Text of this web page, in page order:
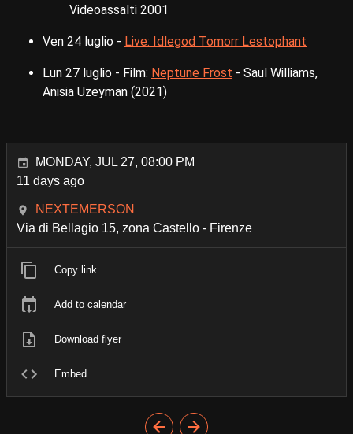
Videoassalti 2001
Ven 24 luglio - Live: Idlegod Tomorr Lestophant
Lun 27 luglio - Film: Neptune Frost - Saul Williams,
Anisia Uzeyman (2021)
MONDAY, JUL 27, 08:00 PM
11 days ago
NEXTEMERSON
Via di Bellagio 15, zona Castello - Firenze
Copy link
Add to calendar
Download flyer
Embed